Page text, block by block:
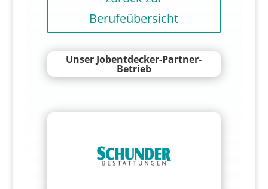
Berufeübersicht
Unser Jobentdecker-Partner-
Betrieb